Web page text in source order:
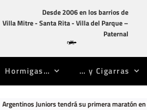
Desde 2006 en los barrios de
Villa Mitre -­ Santa Rita -­ Villa del Parque –
Paternal
Hormigas… … y Cigarras
su primera maratón en La Paternal |